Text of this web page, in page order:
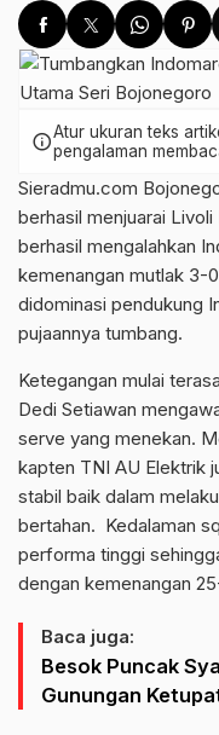
infoAtur ukuran teks
pengalaman
Sieradmu.com
berhasil menjuarai
berhasil mengalahkan
kemenangan mutlak 3-
didominasi pendukung
pujaannya tumbang.
Ketegangan mulai
Dedi Setiawan
serve yang menekan.
kapten TNI AU Elektrik
stabil baik dalam
bertahan. Kedalaman
performa tinggi
dengan kemenangan
Baca juga:
Besok Puncak
Gunungan